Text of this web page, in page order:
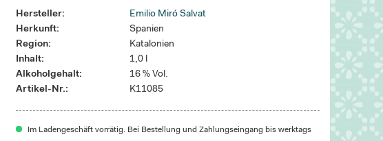
Hersteller:
Emilio Miró Salvat
Herkunft:
Spanien
Region:
Katalonien
Inhalt:
1,0 l
Alkoholgehalt:
16 % Vol.
Artikel-Nr.:
K11085
Im Ladengeschäft vorrätig. Bei Bestellung und Zahlungseingang bis werktags